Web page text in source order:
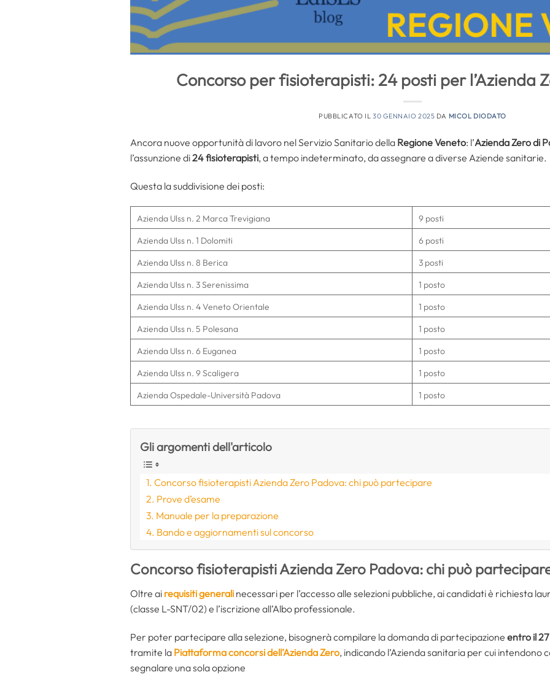
Concorso per fisioterapisti: 24 posti per l’Azienda
PUBBLICATO IL 30 GENNAIO 2025 DA MICOL DIODATO
Ancora nuove opportunità di lavoro nel Servizio Sanitario della Regione Veneto: l’Azienda Zero di
l’assunzione di24 fisioterapisti, a tempo indeterminato, da assegnare a diverse Aziende sanitarie.
Questa la suddivisione dei posti:
Azienda Ulss n. 2 Marca Trevigiana
9 posti
Azienda Ulss n. 1 Dolomiti
6 posti
Azienda Ulss n. 8 Berica
3 posti
Azienda Ulss n. 3 Serenissima
1 posto
Azienda Ulss n. 4 Veneto Orientale
1 posto
Azienda Ulss n. 5 Polesana
1 posto
Azienda Ulss n. 6 Euganea
1 posto
Azienda Ulss n. 9 Scaligera
1 posto
Azienda Ospedale-Università Padova
1 posto
Gli argomenti dell'articolo
Concorso fisioterapisti Azienda Zero Padova: chi può partecipare
Prove d’esame
Manuale per la preparazione
Bando e aggiornamenti sul concorso
Concorso fisioterapisti Azienda Zero Padova: chi può
Oltre ai requisiti generali necessari per l’accesso alle selezioni pubbliche, ai candidati è richiesta
(classe L-SNT/02) e l’iscrizione all’Albo professionale.
Per poter partecipare alla selezione, bisognerà compilare la domanda di partecipazione entro il
tramite la Piattaforma concorsi dell’Azienda Zero, indicando l’Azienda sanitaria per cui intendono
segnalare una sola opzione